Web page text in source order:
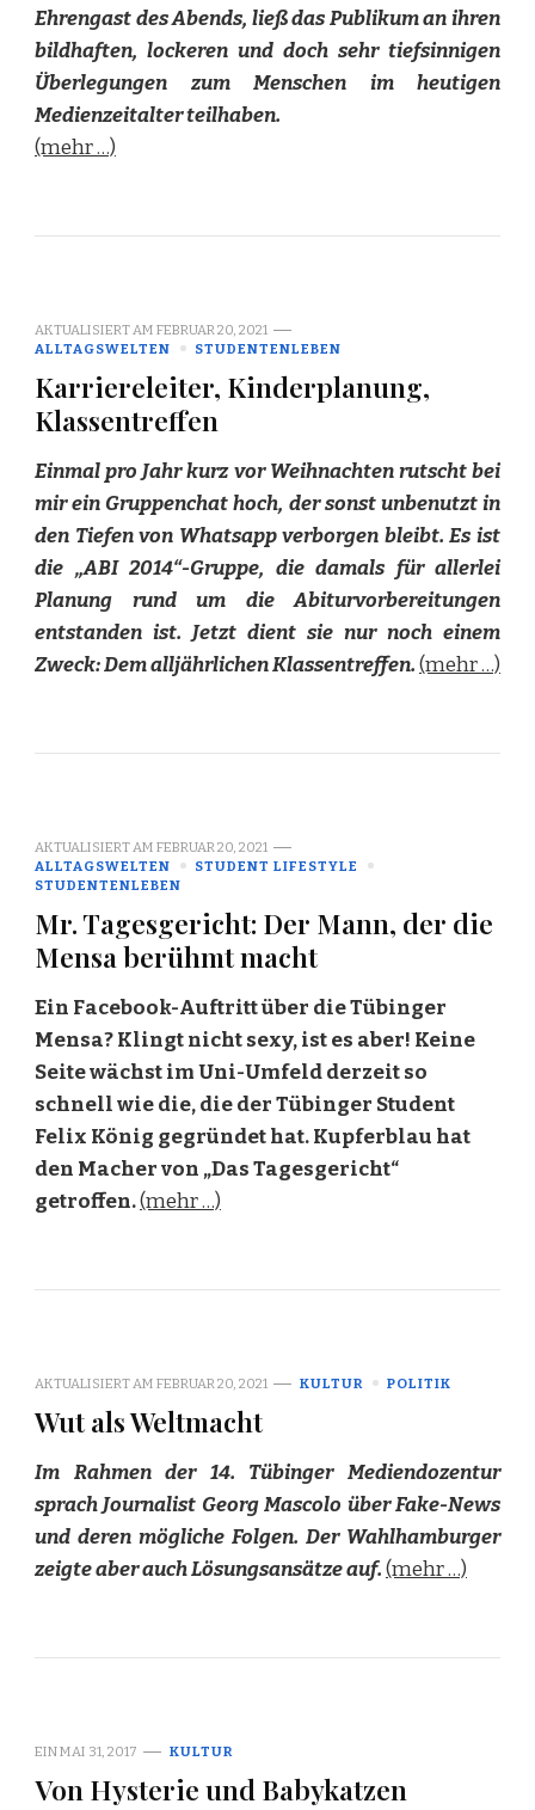
Ehrengast des Abends, ließ das Publikum an ihren
bildhaften, lockeren und doch sehr tiefsinnigen
Überlegungen zum Menschen im heutigen
Medienzeitalter teilhaben.
(mehr …)
AKTUALISIERT AM FEBRUAR 20, 2021
ALLTAGSWELTEN
STUDENTENLEBEN
Karriereleiter, Kinderplanung,
Klassentreffen
Einmal pro Jahr kurz vor Weihnachten rutscht bei
mir ein Gruppenchat hoch, der sonst unbenutzt in
den Tiefen von Whatsapp verborgen bleibt. Es ist
die „ABI 2014“-Gruppe, die damals für allerlei
Planung rund um die Abiturvorbereitungen
entstanden ist. Jetzt dient sie nur noch einem
Zweck: Dem alljährlichen Klassentreffen.(mehr …)
AKTUALISIERT AM FEBRUAR 20, 2021
ALLTAGSWELTEN
STUDENT LIFESTYLE
STUDENTENLEBEN
Mr. Tagesgericht: Der Mann, der die
Mensa berühmt macht
Ein Facebook-Auftritt über die Tübinger
Mensa? Klingt nicht sexy, ist es aber! Keine
Seite wächst im Uni-Umfeld derzeit so
schnell wie die, die der Tübinger Student
Felix König gegründet hat. Kupferblau hat
den Macher von „Das Tagesgericht“
getroffen.(mehr …)
AKTUALISIERT AM FEBRUAR 20, 2021 KULTUR POLITIK
Wut als Weltmacht
Im Rahmen der 14. Tübinger Mediendozentur
sprach Journalist Georg Mascolo über Fake-News
und deren mögliche Folgen. Der Wahlhamburger
zeigte aber auch Lösungsansätze auf.(mehr …)
EINMAI 31, 2017 KULTUR
Von Hysterie und Babykatzen